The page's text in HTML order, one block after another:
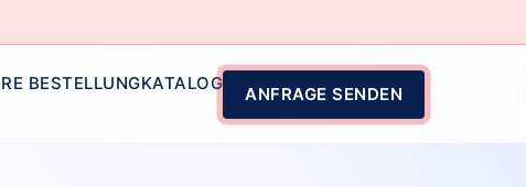
BESTELLUNGKATALOG
ANFRAGE SENDEN